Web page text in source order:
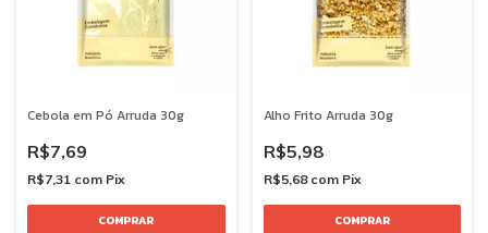
Cebola em Pó Arruda 30g
R$7,69
R$7,31 com Pix
Alho Frito Arruda 30g
R$5,98
R$5,68 com Pix